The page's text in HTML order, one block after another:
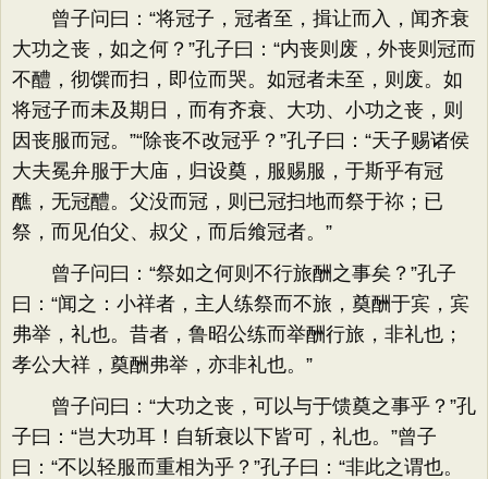
曾子问曰：“将冠子，冠者至，揖让而入，闻齐衰
大功之丧，如之何？”孔子曰：“内丧则废，外丧则冠而
不醴，彻馔而扫，即位而哭。如冠者未至，则废。如
将冠子而未及期日，而有齐衰、大功、小功之丧，则
因丧服而冠。”“除丧不改冠乎？”孔子曰：“天子赐诸侯
大夫冕弁服于大庙，归设奠，服赐服，于斯乎有冠
醮，无冠醴。父没而冠，则已冠扫地而祭于祢；已
祭，而见伯父、叔父，而后飨冠者。”
曾子问曰：“祭如之何则不行旅酬之事矣？”孔子
曰：“闻之：小祥者，主人练祭而不旅，奠酬于宾，宾
弗举，礼也。昔者，鲁昭公练而举酬行旅，非礼也；
孝公大祥，奠酬弗举，亦非礼也。”
曾子问曰：“大功之丧，可以与于馈奠之事乎？”孔
子曰：“岂大功耳！自斩衰以下皆可，礼也。”曾子
曰：“不以轻服而重相为乎？”孔子曰：“非此之谓也。